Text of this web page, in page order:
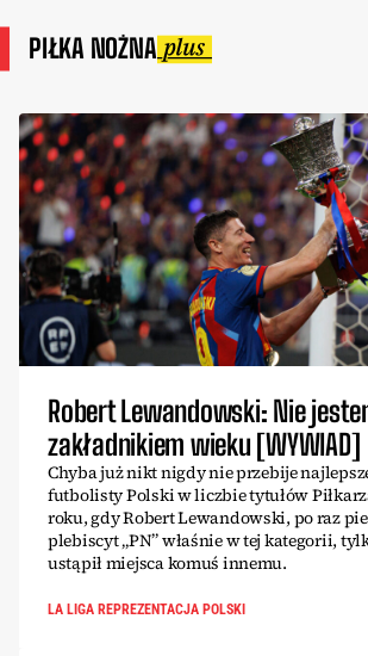
PIŁKA NOŻNA
Robert Lewandowski: Nie
zakładnikiem wieku [WYWIAD]
Chyba już nikt nigdy nie przebije
futbolisty Polski w liczbie tytułów
roku, gdy Robert Lewandowski, po raz
plebiscyt „PN” właśnie w tej kategorii,
ustąpił miejsca komuś innemu.
LA LIGA REPREZENTACJA POLSKI